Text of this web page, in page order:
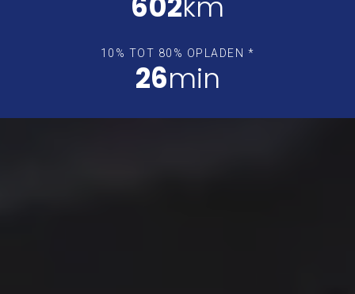
10% TOT 80% OPLADEN *
26min